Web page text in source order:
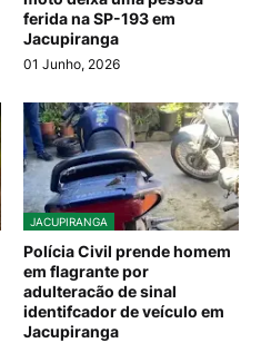
ferida na SP-193 em
Jacupiranga
01 Junho, 2026
JACUPIRANGA
Polícia Civil prende homem
em flagrante por
adulteracão de sinal
identifcador de veículo em
Jacupiranga